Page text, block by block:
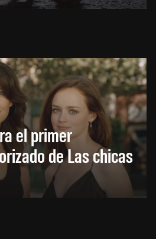
el primer
de Las chicas